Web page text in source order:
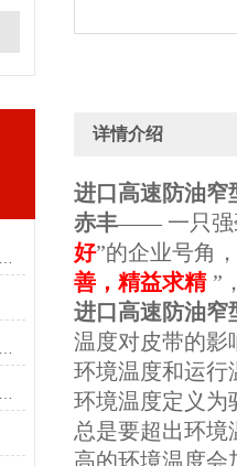
与紧凑空间驱动实践
原因都有哪些呢？
详情介绍
进口高速防油窄
赤丰—— 一只强
好”的企业号角
善，精益求精 ”
进口高速防油窄
温度对皮带的影
环境温度和运行
环境温度定义为
总是要超出环境
高的环境温度会